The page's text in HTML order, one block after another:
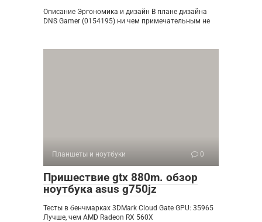
Описание Эргономика и дизайн В плане дизайна
DNS Gamer (0154195) ни чем примечательным не
Планшеты и ноутбуки 0
Пришествие gtx 880m. обзор
ноутбука asus g750jz
Тесты в бенчмарках 3DMark Cloud Gate GPU: 35965
Лучше, чем AMD Radeon RX 560X